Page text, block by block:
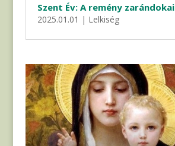
Szent Év: A remény zarándokai
2025.01.01 | Lelkiség